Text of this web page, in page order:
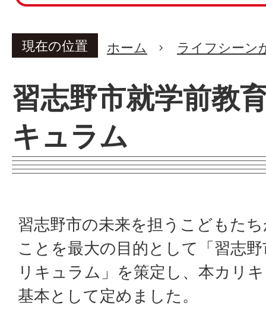
現在の位置 ホーム ライフシーン
習志野市就学前教
キュラム
習志野市の未来を担うこどもた
ことを最大の目的として「習志
リキュラム」を策定し、本カリ
基本として定めました。